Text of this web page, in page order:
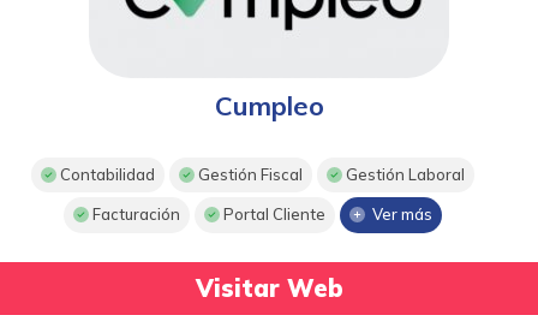
Cumpleo
Contabilidad Gestión Fiscal Gestión Laboral
Facturación Portal Cliente Ver más
Visitar Web